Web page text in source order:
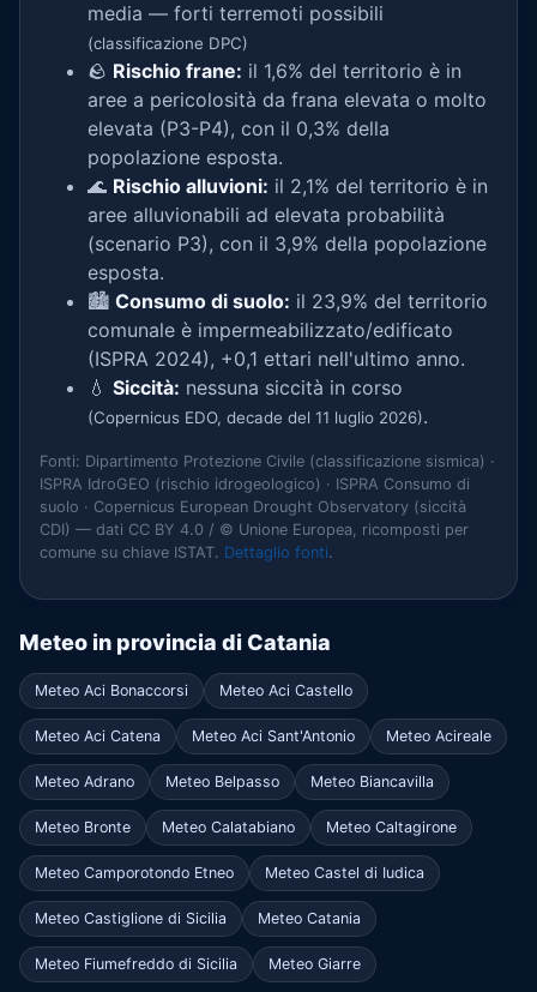
media — forti terremoti possibili
(classificazione DPC)
🪨 Rischio frane: il 1,6% del territorio è in
aree a pericolosità da frana elevata o molto
elevata (P3-P4), con il 0,3% della
popolazione esposta.
🌊 Rischio alluvioni: il 2,1% del territorio è in
aree alluvionabili ad elevata probabilità
(scenario P3), con il 3,9% della popolazione
esposta.
🏙️ Consumo di suolo: il 23,9% del territorio
comunale è impermeabilizzato/edificato
(ISPRA 2024), +0,1 ettari nell'ultimo anno.
💧 Siccità: nessuna siccità in corso
(Copernicus EDO, decade del 11 luglio 2026).
Fonti: Dipartimento Protezione Civile (classificazione sismica) ·
ISPRA IdroGEO (rischio idrogeologico) · ISPRA Consumo di
suolo · Copernicus European Drought Observatory (siccità
CDI) — dati CC BY 4.0 / © Unione Europea, ricomposti per
comune su chiave ISTAT. Dettaglio fonti.
Meteo in provincia di Catania
Meteo Aci Bonaccorsi Meteo Aci Castello
Meteo Aci Catena Meteo Aci Sant'Antonio Meteo Acireale
Meteo Adrano Meteo Belpasso Meteo Biancavilla
Meteo Bronte Meteo Calatabiano Meteo Caltagirone
Meteo Camporotondo Etneo Meteo Castel di Iudica
Meteo Castiglione di Sicilia Meteo Catania
Meteo Fiumefreddo di Sicilia Meteo Giarre